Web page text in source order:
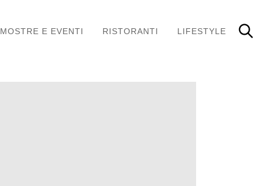
MOSTRE E EVENTI RISTORANTI LIFESTYLE